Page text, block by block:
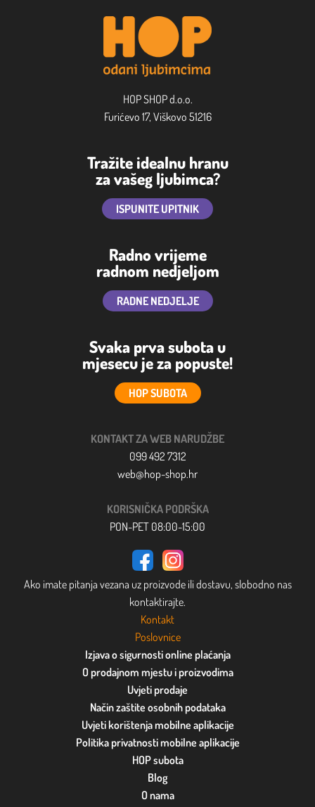
HOP SHOP d.o.o.
Furićevo 17, Viškovo 51216
Tražite idealnu hranu
za vašeg ljubimca?
ISPUNITE UPITNIK
Radno vrijeme
radnom nedjeljom
RADNE NEDJELJE
Svaka prva subota u
mjesecu je za popuste!
HOP SUBOTA
KONTAKT ZA WEB NARUDŽBE
099 492 7312
web@hop-shop.hr
KORISNIČKA PODRŠKA
PON-PET 08:00-15:00
Ako imate pitanja vezana uz proizvode ili dostavu, slobodno nas
kontaktirajte.
Kontakt
Poslovnice
Izjava o sigurnosti online plaćanja
O prodajnom mjestu i proizvodima
Uvjeti prodaje
Način zaštite osobnih podataka
Uvjeti korištenja mobilne aplikacije
Politika privatnosti mobilne aplikacije
HOP subota
Blog
O nama